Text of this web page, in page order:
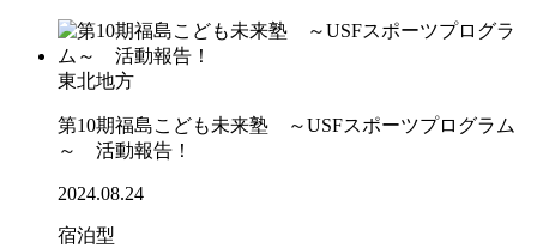
東北地方
第10期福島こども未来塾 ～USFスポーツプログラム
～ 活動報告！
2024.08.24
宿泊型